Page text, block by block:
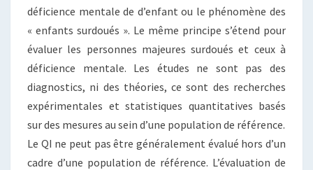
déficience mentale de d’enfant ou le phénomène des
« enfants surdoués ». Le même principe s’étend pour
évaluer les personnes majeures surdoués et ceux à
déficience mentale. Les études ne sont pas des
diagnostics, ni des théories, ce sont des recherches
expérimentales et statistiques quantitatives basés
sur des mesures au sein d’une population de référence.
Le QI ne peut pas être généralement évalué hors d’un
cadre d’une population de référence. L’évaluation de